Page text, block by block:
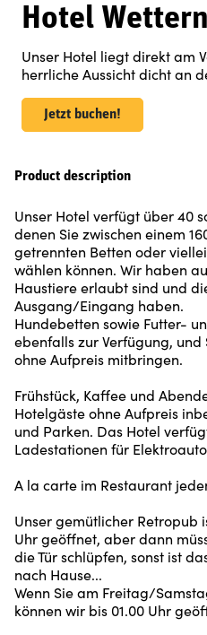
Hotel Wettern
Unser Hotel liegt direkt am
herrliche Aussicht dicht an
Jetzt buchen!
Product description
Unser Hotel verfügt über 40
denen Sie zwischen einem
getrennten Betten oder
wählen können. Wir haben
Haustiere erlaubt sind und
Ausgang/Eingang haben.
Hundebetten sowie Futter-
ebenfalls zur Verfügung, und
ohne Aufpreis mitbringen.
Frühstück, Kaffee und
Hotelgäste ohne Aufpreis
und Parken. Das Hotel
Ladestationen für
A la carte im Restaurant
Unser gemütlicher Retropub
Uhr geöffnet, aber dann
die Tür schlüpfen, sonst ist
nach Hause...
Wenn Sie am Freitag/
können wir bis 01.00 Uhr